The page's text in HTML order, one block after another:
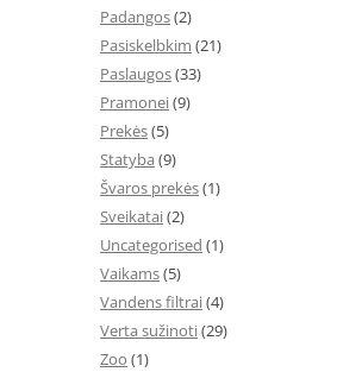
Padangos(2)
Pasiskelbkim (21)
Paslaugos(33)
Pramonei(9)
Prekės(5)
Statyba (9)
Švaros prekės(1)
Sveikatai(2)
Uncategorised (1)
Vaikams(5)
Vandens filtrai(4)
Verta sužinoti(29)
Zoo (1)